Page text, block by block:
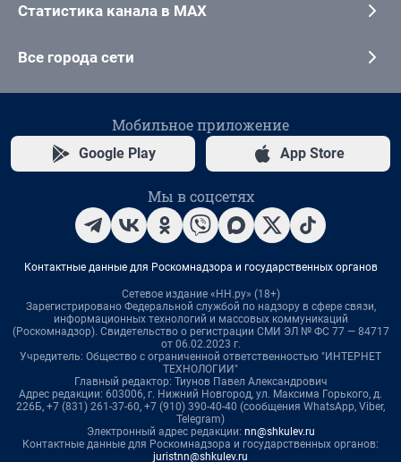
Статистика канала в MAX
Все города сети
Мобильное приложение
Google Play App Store
Мы в соцсетях
Контактные данные для Роскомнадзора и государственных органов
Сетевое издание «НН.ру» (18+)
Зарегистрировано Федеральной службой по надзору в сфере связи,
информационных технологий и массовых коммуникаций
(Роскомнадзор). Свидетельство о регистрации СМИ ЭЛ № ФС 77 — 84717
от 06.02.2023 г.
Учредитель: Общество с ограниченной ответственностью "ИНТЕРНЕТ
ТЕХНОЛОГИИ"
Главный редактор: Тиунов Павел Александрович
Адрес редакции: 603006, г. Нижний Новгород, ул. Максима Горького, д.
226Б, +7 (831) 261-37-60, +7 (910) 390-40-40 (сообщения WhatsApp, Viber,
Telegram)
Электронный адрес редакции: nn@shkulev.ru
Контактные данные для Роскомнадзора и государственных органов:
juristnn@shkulev.ru